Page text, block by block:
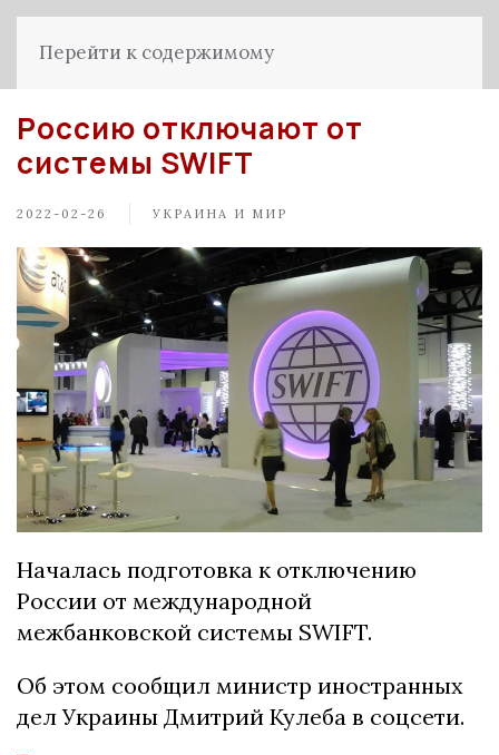
Перейти к содержимому
Россию отключают от
системы SWIFT
2022-02-26 УКРАИНА И МИР
Началась подготовка к отключению
России от международной
межбанковской системы SWIFT.
Об этом сообщил министр иностранных
дел Украины Дмитрий Кулеба в соцсети.